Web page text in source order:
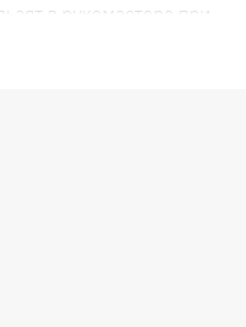
в рукемастера при